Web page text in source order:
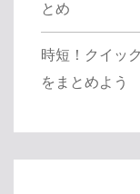
とめ
時短！クイッ
をまとめよう